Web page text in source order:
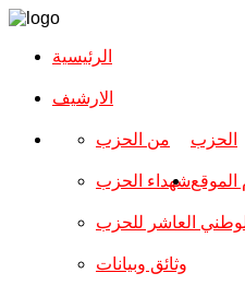
الرئيسية
الارشیف
الحزب من الحزب
شهداء الحزب
العاشر للحزب
وثائق وبيانات
الموقع